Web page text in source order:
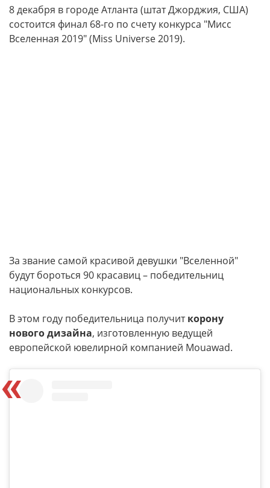
8 декабря в городе Атланта (штат Джорджия, США)
состоится финал 68-го по счету конкурса "Мисс
Вселенная 2019" (Miss Universe 2019).
За звание самой красивой девушки "Вселенной"
будут бороться 90 красавиц – победительниц
национальных конкурсов.
В этом году победительница получиткорону
нового дизайна, изготовленную ведущей
европейской ювелирной компанией Mouawad.